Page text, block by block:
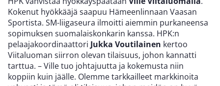
Kokenut hyökkääjä saapuu Hämeenlinnaan Vaasan
Sportista. SM-liigaseura ilmoitti aiemmin purkaneensa
sopimuksen suomalaiskonkarin kanssa. HPK:n
pelaajakoordinaattori Jukka Voutilainen kertoo
Viitaluoman siirron olevan tilaisuus, johon kannatti
tarttua. – Ville tuo johtajuutta ja kokemusta niin
koppiin kuin jäälle. Olemme tarkkailleet markkinoita